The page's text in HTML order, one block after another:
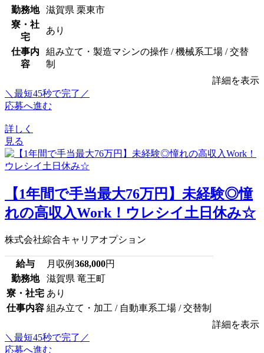
勤務地
滋賀県 栗東市
寮・社
宅
あり
仕事内
容
組み立て・製造マシンの操作 / 機械系工場 / 交替
制
詳細を表示
＼最短45秒で完了／
応募へ進む
詳しく
見る
【1年間で手当最大76万円】未経験◎憧
れの高収入Work！ウレシイ土日休み☆
株式会社綜合キャリアオプション
給与 月収例 368,000円
勤務地
滋賀県 竜王町
寮・社宅 あり
仕事内容 組み立て・加工 / 自動車系工場 / 交替制
詳細を表示
＼最短45秒で完了／
応募へ進む